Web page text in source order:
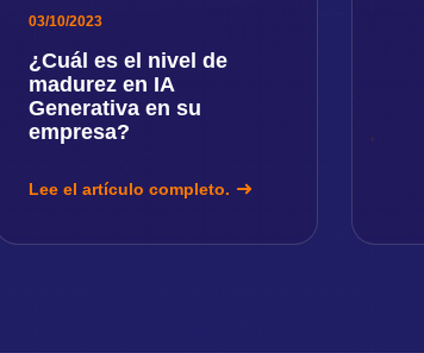
03/10/2023
¿Cuál es el nivel de
madurez en IA
Generativa en su
empresa?
Lee el artículo completo.